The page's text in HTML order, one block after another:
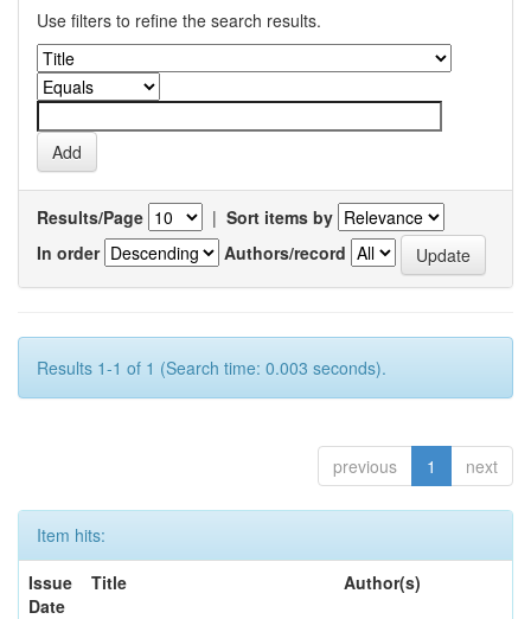
Use filters to refine the search results.
Results/Page | Sort items by
In order
Authors/record
Results 1-1 of 1 (Search time: 0.003 seconds).
previous 1 next
Item hits:
Issue
Date
Title Author(s)